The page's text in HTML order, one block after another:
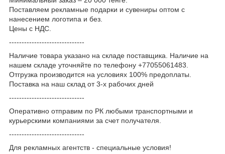
Поставляем рекламные подарки и сувениры оптом с
нанесением логотипа и без.
Цены с НДС.
------------------------------
Наличие товара указано на складе поставщика. Наличие на
нашем складе уточняйте по телефону +77055061483.
Отгрузка производится на условиях 100% предоплаты.
Поставка на наш склад от 3-x рабочих дней
------------------------------
Оперативно отправим по РК любыми транспортными и
курьерскими компаниями за счет получателя.
------------------------------
Для рекламных агентств - специальные условия!